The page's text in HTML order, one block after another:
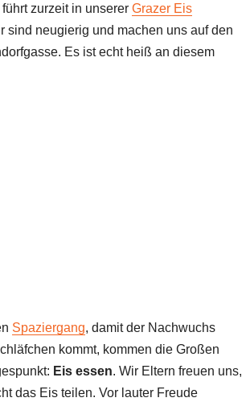
führt zurzeit in unserer Grazer Eis
sind neugierig und machen uns auf den
Es ist echt heiß an diesem
Spaziergang, damit der Nachwuchs
kommt, kommen die Großen
Eis essen. Wir Eltern freuen uns,
das Eis teilen. Vor lauter Freude